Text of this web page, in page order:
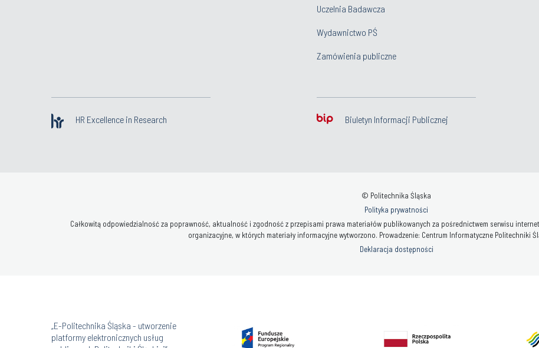
Uczelnia Badawcza
Wydawnictwo PŚ
Zamówienia publiczne
HR Excellence in Research Biuletyn Informacji Publicznej
© Politechnika Śląska
Polityka prywatności
Całkowitą odpowiedzialność za poprawność, aktualność i zgodność z przepisami prawa materiałów publikowanych za pośrednictwem serwisu
organizacyjne, w których materiały informacyjne wytworzono. Prowadzenie: Centrum Informatyczne Politechniki
Deklaracja dostępności
„E-Politechnika Śląska - utworzenie
platformy elektronicznych usług